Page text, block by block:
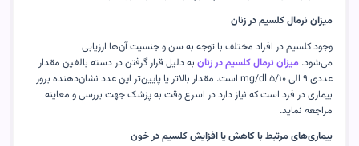
میزان نرمال کلسیم در زنان
وجود کلسیم در افراد مختلف با توجه به سن و جنسیت آن‌ها ارزیابی
می‌شود. میزان نرمال کلسیم در زنان به دلیل قرار گرفتن در دسته بالغین مقدار
عددی ۹ الی۵/۱۰
است. مقدار بالاتر یا پایین‌تر این عدد نشان‌دهنده بروز
بیماری در فرد است که نیاز دارد در اسرع وقت به پزشک جهت بررسی و معاینه
مراجعه نماید.
بیماری‌های مرتبط با کاهش یا افزایش کلسیم در خون